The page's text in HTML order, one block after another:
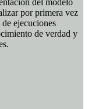
del modelo
por primera vez
ejecuciones
de verdad y